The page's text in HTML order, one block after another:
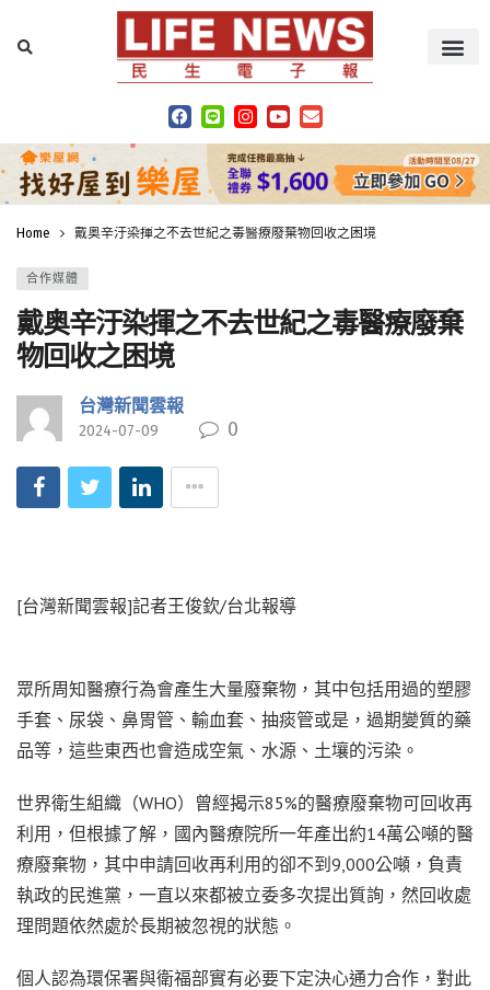
Home 戴奥辛汙染揮之不去世紀之毒醫療廢棄物回收之困境
合作媒體
戴奥辛汙染揮之不去世紀之毒醫療廢棄
物回收之困境
台灣新聞雲報
2024-07-09 0
[台灣新聞雲報]記者王俊欽/台北報導
眾所周知醫療行為會產生大量廢棄物，其中包括用過的塑膠
手套、尿袋、鼻胃管、輸血套、抽痰管或是，過期變質的藥
品等，這些東西也會造成空氣、水源、土壤的污染。
世界衛生組織（WHO）曾經揭示85%的醫療廢棄物可回收再
利用，但根據了解，國內醫療院所一年產出約14萬公噸的醫
療廢棄物，其中申請回收再利用的卻不到9,000公噸，負責
執政的民進黨，一直以來都被立委多次提出質詢，然回收處
理問題依然處於長期被忽視的狀態。
個人認為環保署與衛福部實有必要下定決心通力合作，對此